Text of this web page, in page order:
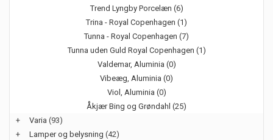
Trend Lyngby Porcelæn (6)
Trina - Royal Copenhagen (1)
Tunna - Royal Copenhagen (7)
Tunna uden Guld Royal Copenhagen (1)
Valdemar, Aluminia (0)
Vibeæg, Aluminia (0)
Viol, Aluminia (0)
Åkjær Bing og Grøndahl (25)
+
Varia (93)
+
Lamper og belysning (42)